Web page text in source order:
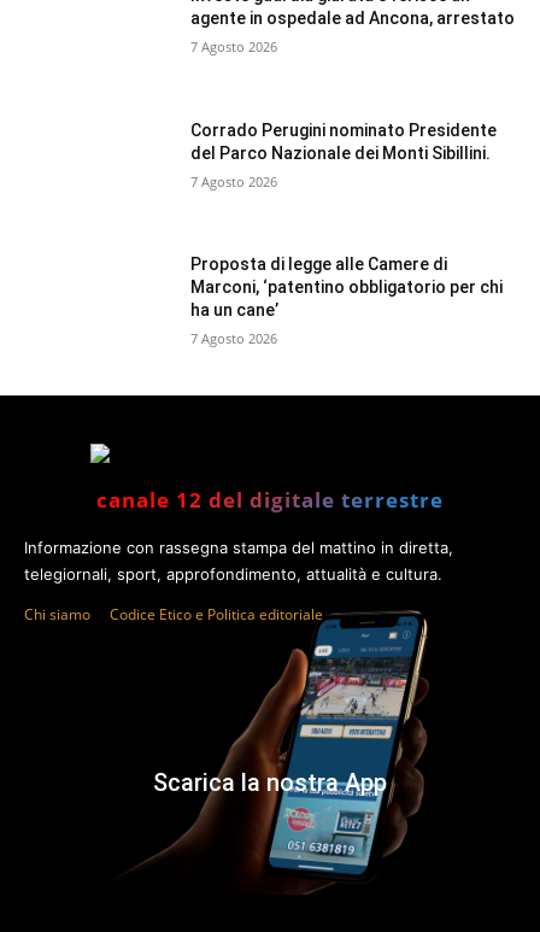
agente in ospedale ad Ancona, arrestato
7 Agosto 2026
Corrado Perugini nominato Presidente
del Parco Nazionale dei Monti Sibillini.
7 Agosto 2026
Proposta di legge alle Camere di
Marconi, ‘patentino obbligatorio per chi
ha un cane’
7 Agosto 2026
canale 12 del digitale terrestre
Informazione con rassegna stampa del mattino in diretta,
telegiornali, sport, approfondimento, attualità e cultura.
Chi siamo Codice Etico e Politica editoriale
Scarica la nostra App